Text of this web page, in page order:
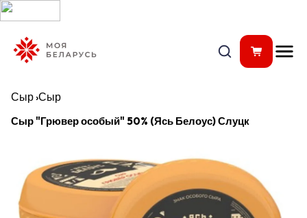
Сыр›Сыр
Сыр "Грювер особый" 50% (Ясь Белоус) Слуцк